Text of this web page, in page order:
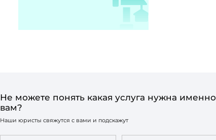
Не можете понять какая услуга нужна именно
вам?
Наши юристы свяжутся с вами и подскажут